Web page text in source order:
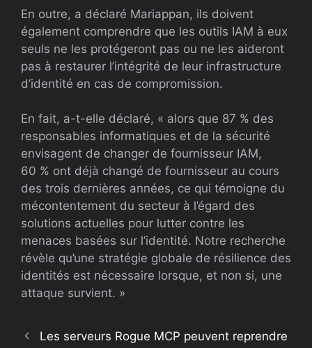
En outre, a déclaré Mariappan, ils doivent
également comprendre que les outils IAM à eux
seuls ne les protégeront pas ou ne les aideront
pas à restaurer l’intégrité de leur infrastructure
d’identité en cas de compromission.
En fait, a-t-elle déclaré, « alors que 87 % des
responsables informatiques et de la sécurité
envisagent de changer de fournisseur IAM,
60 % ont déjà changé de fournisseur au cours
des trois dernières années, ce qui témoigne du
mécontentement du secteur à l’égard des
solutions actuelles pour lutter contre les
menaces basées sur l’identité. Notre recherche
révèle qu’une stratégie globale de résilience des
identités est nécessaire lorsque, et non si, une
attaque survient. »
Les serveurs Rogue MCP peuvent reprendre